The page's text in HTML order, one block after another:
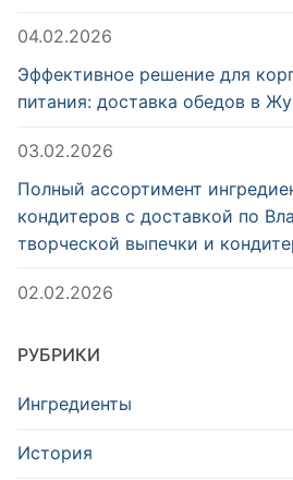
04.02.2026
Эффективное решение для
питания: доставка обедов в
03.02.2026
Полный ассортимент
кондитеров с доставкой по
творческой выпечки и
02.02.2026
РУБРИКИ
Ингредиенты
История